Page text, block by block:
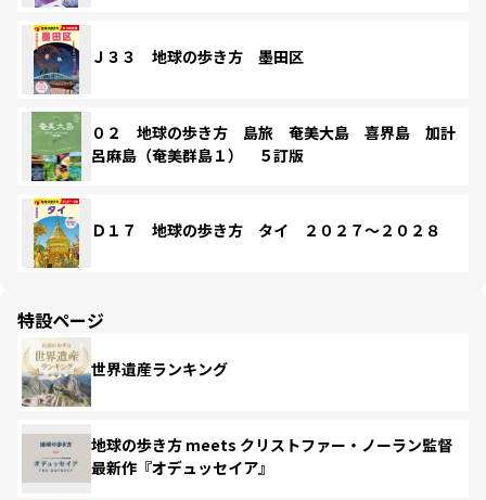
Ｊ３３ 地球の歩き方 墨田区
０２ 地球の歩き方 島旅 奄美大島 喜界島 加計
呂麻島（奄美群島１） ５訂版
Ｄ１７ 地球の歩き方 タイ ２０２７～２０２８
特設ページ
世界遺産ランキング
地球の歩き方 meets クリストファー・ノーラン監督
最新作『オデュッセイア』